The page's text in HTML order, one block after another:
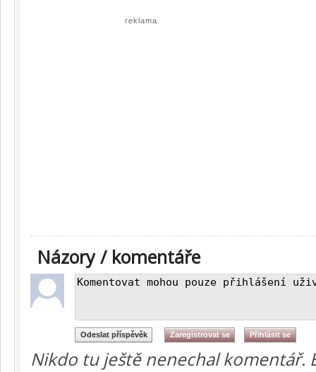
reklama
Názory / komentáře
Nikdo tu ještě nenechal komentář.